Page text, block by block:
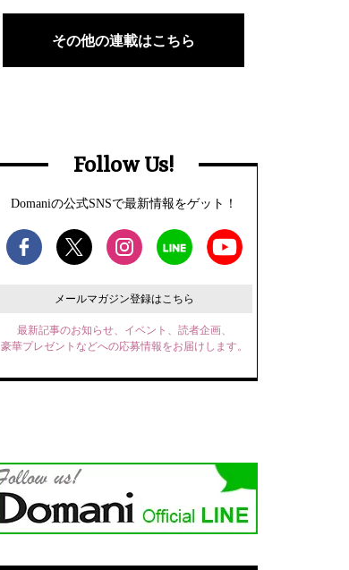
その他の連載はこちら
Follow Us!
Domaniの公式SNSで最新情報をゲット！
メールマガジン登録はこちら
最新記事のお知らせ、イベント、読者企画、
豪華プレゼントなどへの応募情報をお届けします。